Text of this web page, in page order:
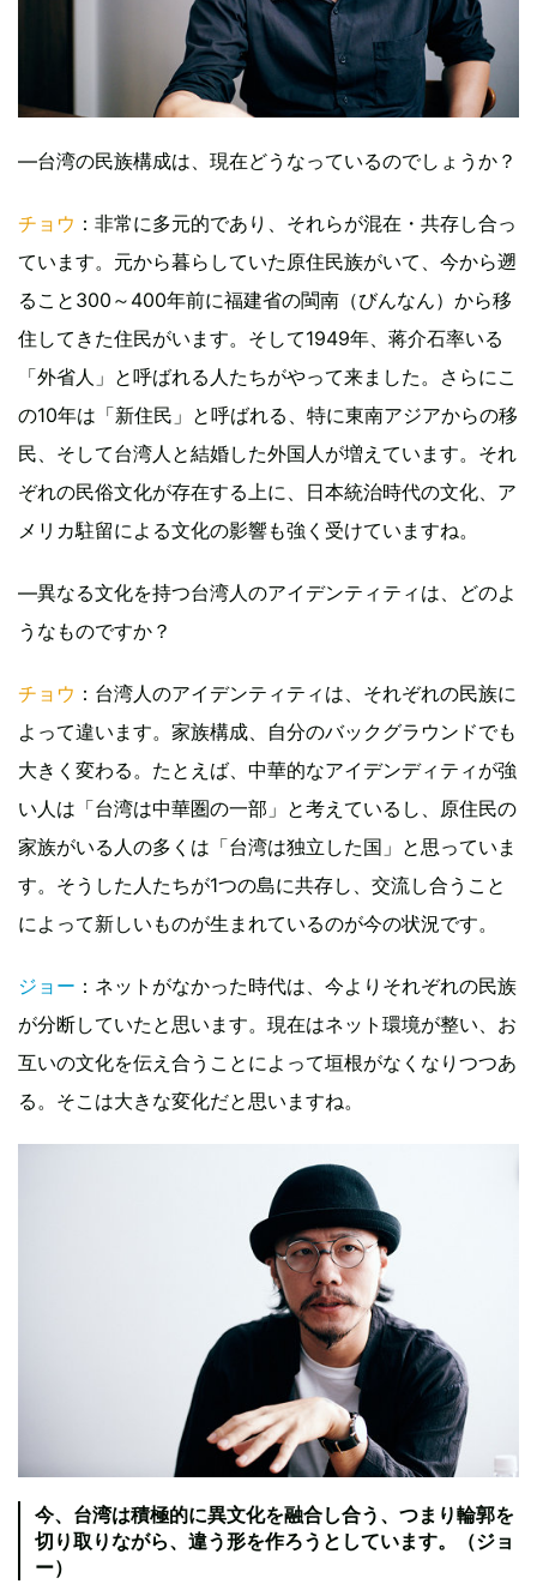
—台湾の民族構成は、現在どうなっているのでしょうか？
チョウ ：非常に多元的であり、それらが混在・共存し合っ
ています。元から暮らしていた原住民族がいて、今から遡
ること300～400年前に福建省の閩南（びんなん）から移
住してきた住民がいます。そして1949年、蒋介石率いる
「外省人」と呼ばれる人たちがやって来ました。さらにこ
の10年は「新住民」と呼ばれる、特に東南アジアからの移
民、そして台湾人と結婚した外国人が増えています。それ
ぞれの民俗文化が存在する上に、日本統治時代の文化、ア
メリカ駐留による文化の影響も強く受けていますね。
—異なる文化を持つ台湾人のアイデンティティは、どのよ
うなものですか？
チョウ ：台湾人のアイデンティティは、それぞれの民族に
よって違います。家族構成、自分のバックグラウンドでも
大きく変わる。たとえば、中華的なアイデンディティが強
い人は「台湾は中華圏の一部」と考えているし、原住民の
家族がいる人の多くは「台湾は独立した国」と思っていま
す。そうした人たちが1つの島に共存し、交流し合うこと
によって新しいものが生まれているのが今の状況です。
ジョー ：ネットがなかった時代は、今よりそれぞれの民族
が分断していたと思います。現在はネット環境が整い、お
互いの文化を伝え合うことによって垣根がなくなりつつあ
る。そこは大きな変化だと思いますね。
今、台湾は積極的に異文化を融合し合う、つまり輪郭を
切り取りながら、違う形を作ろうとしています。（ジョ
ー）